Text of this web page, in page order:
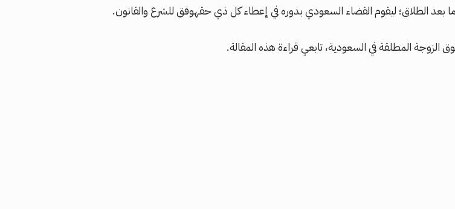
الطلاق؛ ليقوم القضاء السعودي بدوره في إعطاء كل ذي حقهوفق للشرع والقانون.
الزوجة المطلقة في السعودية، تابعي قراءة هذه المقالة.